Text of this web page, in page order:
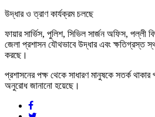
উদ্ধার ও ত্রাণ কার্যক্রম চলছে
ফায়ার সার্ভিস, পুলিশ, সিভিল সার্জন অফিস, পল্লী
জেলা প্রশাসন যৌথভাবে উদ্ধার এবং ক্ষতিগ্রস্ত
করছে।
প্রশাসনের পক্ষ থেকে সাধারণ মানুষকে সতর্ক থাকার
অনুরোধ জানানো হয়েছে।